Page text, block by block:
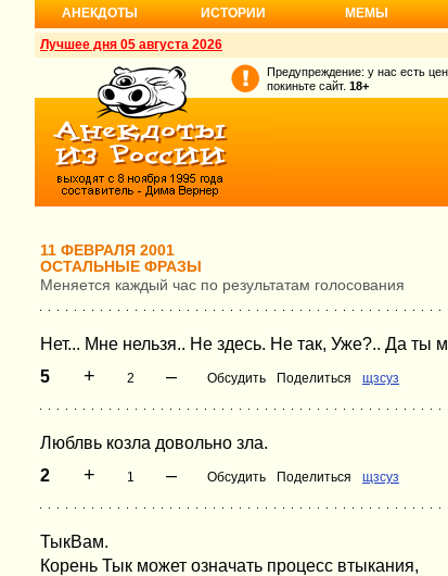
АНЕКДОТЫ ИСТОРИИ МЕМЫ
Лучшее дня 05 августа 2026
Предупреждение: у нас есть
покиньте сайт. 18+
11 ФЕВРАЛЯ 2001
ОСТАЛЬНЫЕ ФРАЗЫ
Меняется каждый час по результатам голосования
Нет... Мне нельзя.. Не здесь. Не так, Уже?.. Да ты
5
+ 2 – Обсудить Поделиться щзсуз
Люблвь козла довольно зла.
2
+ 1 – Обсудить Поделиться щзсуз
ТыкВам.
Корень Тык может означать процесс втыкания,